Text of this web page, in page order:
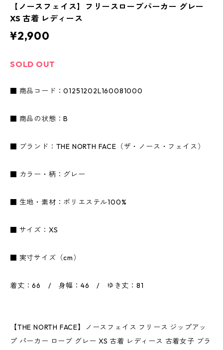
【ノースフェイス】フリースローブパーカー グレー
XS 古着 レディース
¥2,900
SOLD OUT
■ 商品コード：01251202L160081000
■ 商品の状態：B
■ ブランド：THE NORTH FACE（ザ・ノース・フェイス）
■ カラー・柄：グレー
■ 生地・素材：ポリエステル100%
■ サイズ：XS
■ 実寸サイズ（cm）
着丈：66 / 身幅：46 / ゆき丈：81
【THE NORTH FACE】ノースフェイス フリース ジップアッ
プ パーカー ローブ グレー XS 古着 レディース 古着女子 ブラ